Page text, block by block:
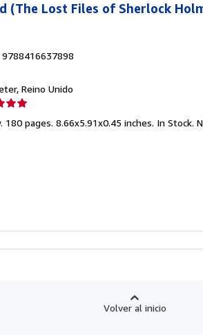
(The Lost Files of Sherlock
9788416637898
Reino Unido
180 pages. 8.66x5.91x0.45 inches. In Stock.
Volver al inicio